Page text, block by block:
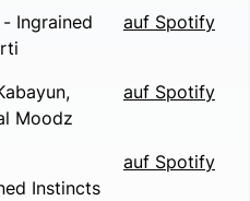
- Ingrained
auf Spotify
Moodz
auf Spotify
Instincts
auf Spotify